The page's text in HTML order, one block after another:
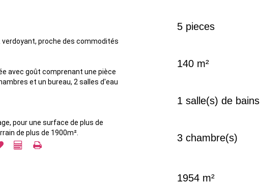
verdoyant, proche des commodités
avec goût comprenant une pièce
et un bureau, 2 salles d'eau
pour une surface de plus de
de plus de 1900m².
5 pieces
140 m²
1 salle(s) de bains
3 chambre(s)
1954 m²